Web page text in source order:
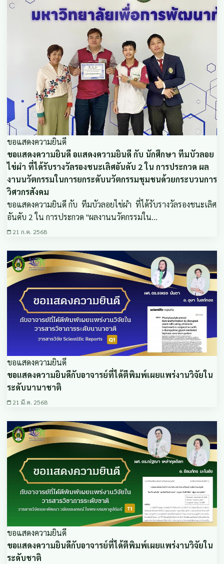
ขอแสดงความยินดี
ขอแสดงความยินดี อแสดงความยินดี กับ นักศึกษา ทีมบัวลอย
ไข่ผำ ที่ได้รับรางวัลรองชนะเลิศอันดับ 2 ใน การประกวด ผล
งานนวัตกรรมในการยกระดับนวัตกรรมชุมชนด้วยกระบวนการ
วิศวกรสังคม
ขอแสดงความยินดี กับ ทีมบัวลอยไข่ผำ ที่ได้รับรางวัลรองชนะเลิศ
อันดับ 2 ใน การประกวด "ผลงานนวัตกรรมใน…
21 ก.ค. 2568
ขอแสดงความยินดี
ขอแสดงความยินดีกับอาจารย์ที่ได้ตีพิมพ์เผยแพร่งานวิจัยใน
ระดับนานาชาติ
21 มี.ค. 2568
ขอแสดงความยินดี
ขอแสดงความยินดีกับอาจารย์ที่ได้ตีพิมพ์เผยแพร่งานวิจัยใน
ระดับชาติ